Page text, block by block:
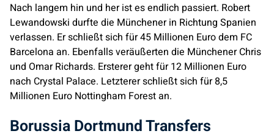
Nach langem hin und her ist es endlich passiert. Robert
Lewandowski durfte die Münchener in Richtung Spanien
verlassen. Er schließt sich für 45 Millionen Euro dem FC
Barcelona an. Ebenfalls veräußerten die Münchener Chris
und Omar Richards. Ersterer geht für 12 Millionen Euro
nach Crystal Palace. Letzterer schließt sich für 8,5
Millionen Euro Nottingham Forest an.
Borussia Dortmund Transfers